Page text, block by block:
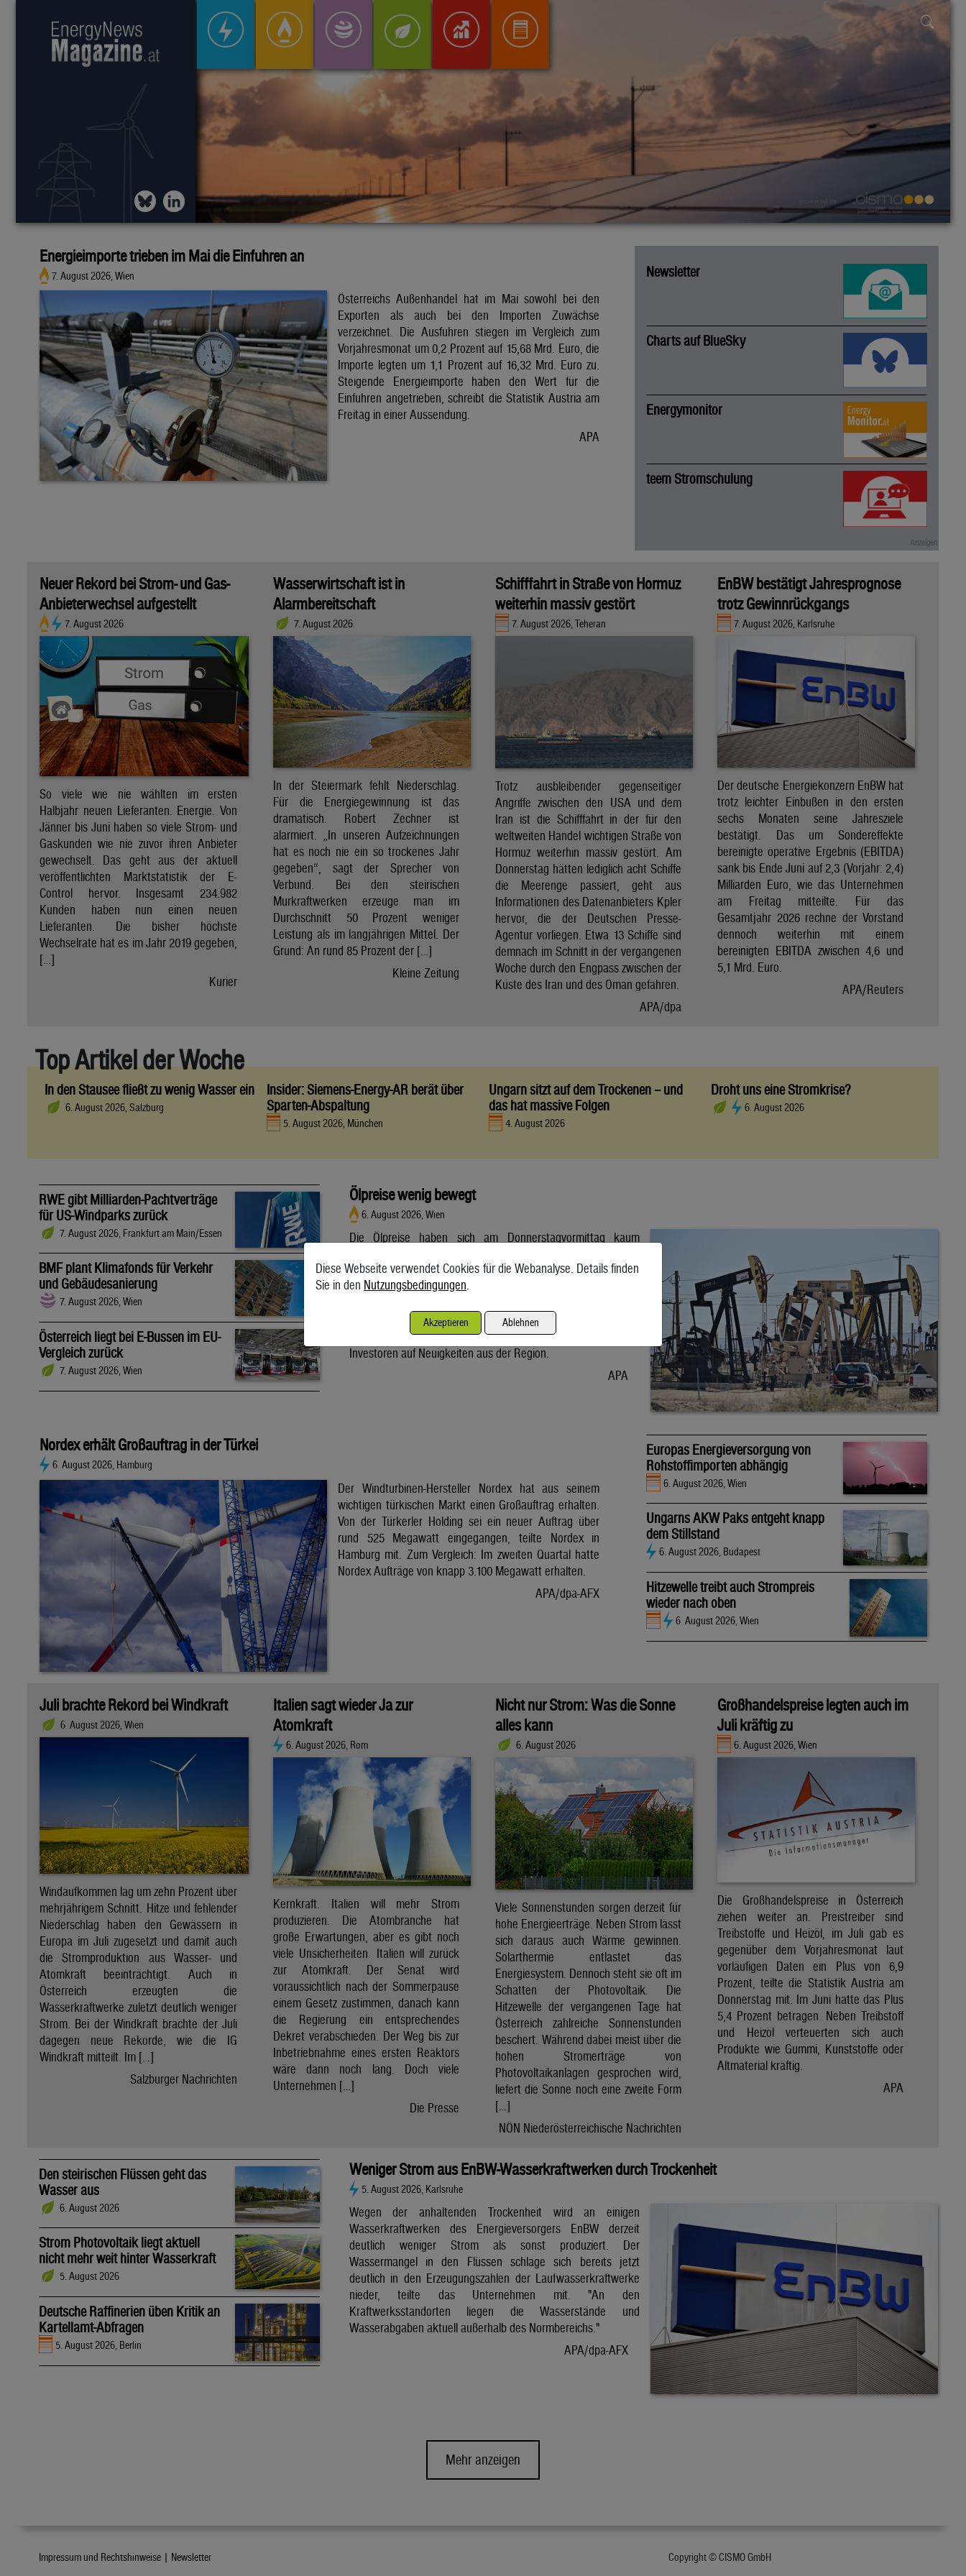
Energieimporte trieben im Mai die Einfuhren an
7. August 2026, Wien
Österreichs Außenhandel hat im Mai sowohl bei den
Exporten als auch bei den Importen Zuwächse
verzeichnet. Die Ausfuhren stiegen im Vergleich zum
Vorjahresmonat um 0,2 Prozent auf 15,68 Mrd. Euro, die
Importe legten um 1,1 Prozent auf 16,32 Mrd. Euro zu.
Steigende Energieimporte haben den Wert für die
Einfuhren angetrieben, schreibt die Statistik Austria am
Freitag in einer Aussendung.
APA
Newsletter
Charts auf BlueSky
Energymonitor
teem Stromschulung
Neuer Rekord bei Strom- und Gas-
Anbieterwechsel aufgestellt
7. August 2026
So viele wie nie wählten im ersten
Halbjahr neuen Lieferanten. Energie. Von
Jänner bis Juni haben so viele Strom- und
Gaskunden wie nie zuvor ihren Anbieter
gewechselt. Das geht aus der aktuell
veröffentlichten Marktstatistik der E-
Control hervor. Insgesamt 234.982
Kunden haben nun einen neuen
Lieferanten. Die bisher höchste
Wechselrate hat es im Jahr 2019 gegeben,
[…]
Kurier
Wasserwirtschaft ist in
Alarmbereitschaft
7. August 2026
In der Steiermark fehlt Niederschlag.
Für die Energiegewinnung ist das
dramatisch. Robert Zechner ist
alarmiert. „In unseren Aufzeichnungen
hat es noch nie ein so trockenes Jahr
gegeben“, sagt der Sprecher von
Verbund. Bei den steirischen
Murkraftwerken erzeuge man im
Durchschnitt 50 Prozent weniger
Leistung als im langjährigen Mittel. Der
Grund: An rund 85 Prozent der […]
Kleine Zeitung
Schifffahrt in Straße von Hormuz
weiterhin massiv gestört
7. August 2026, Teheran
Trotz ausbleibender gegenseitiger
Angriffe zwischen den USA und dem
Iran ist die Schifffahrt in der für den
weltweiten Handel wichtigen Straße von
Hormuz weiterhin massiv gestört. Am
Donnerstag hätten lediglich acht Schiffe
die Meerenge passiert, geht aus
Informationen des Datenanbieters Kpler
hervor, die der Deutschen Presse-
Agentur vorliegen. Etwa 13 Schiffe sind
demnach im Schnitt in der vergangenen
Woche durch den Engpass zwischen der
Küste des Iran und des Oman gefahren.
APA/dpa
EnBW bestätigt Jahresprognose
trotz Gewinnrückgangs
7. August 2026, Karlsruhe
Der deutsche Energiekonzern EnBW hat
trotz leichter Einbußen in den ersten
sechs Monaten seine Jahresziele
bestätigt. Das um Sondereffekte
bereinigte operative Ergebnis (EBITDA)
sank bis Ende Juni auf 2,3 (Vorjahr: 2,4)
Milliarden Euro, wie das Unternehmen
am Freitag mitteilte. Für das
Gesamtjahr 2026 rechne der Vorstand
dennoch weiterhin mit einem
bereinigten EBITDA zwischen 4,6 und
5,1 Mrd. Euro.
APA/Reuters
Top Artikel der Woche
In den Stausee fließt zu wenig Wasser ein
6. August 2026, Salzburg
Insider: Siemens-Energy-AR berät über
Sparten-Abspaltung
5. August 2026, München
Ungarn sitzt auf dem Trockenen – und
das hat massive Folgen
4. August 2026
Droht uns eine Stromkrise?
6. August 2026
RWE gibt Milliarden-Pachtverträge
für US-Windparks zurück
7. August 2026, Frankfurt am Main/Essen
BMF plant Klimafonds für Verkehr
und Gebäudesanierung
7. August 2026, Wien
Österreich liegt bei E-Bussen im EU-
Vergleich zurück
7. August 2026, Wien
Ölpreise wenig bewegt
6. August 2026, Wien
Die Ölpreise haben sich am Donnerstagvormittag kaum
Brent aus der Nordsee mit Lieferung Oktober kostete am
Vormittag 79,75 US-Dollar und damit 0,4 Prozent mehr als am
80 Dollar. Unter diese ist er am Dienstag wegen der Hoffnung
auf eine Lösung im Iran-Krieg gesunken. Seitdem warten
Investoren auf Neuigkeiten aus der Region.
APA
Nordex erhält Großauftrag in der Türkei
6. August 2026, Hamburg
Der Windturbinen-Hersteller Nordex hat aus seinem
wichtigen türkischen Markt einen Großauftrag erhalten.
Von der Türkerler Holding sei ein neuer Auftrag über
rund 525 Megawatt eingegangen, teilte Nordex in
Hamburg mit. Zum Vergleich: Im zweiten Quartal hatte
Nordex Aufträge von knapp 3.100 Megawatt erhalten.
APA/dpa-AFX
Europas Energieversorgung von
Rohstoffimporten abhängig
6. August 2026, Wien
Ungarns AKW Paks entgeht knapp
dem Stillstand
6. August 2026, Budapest
Hitzewelle treibt auch Strompreis
wieder nach oben
6. August 2026, Wien
Juli brachte Rekord bei Windkraft
6. August 2026, Wien
Windaufkommen lag um zehn Prozent über
mehrjährigem Schnitt. Hitze und fehlender
Niederschlag haben den Gewässern in
Europa im Juli zugesetzt und damit auch
die Stromproduktion aus Wasser- und
Atomkraft beeinträchtigt. Auch in
Österreich erzeugten die
Wasserkraftwerke zuletzt deutlich weniger
Strom. Bei der Windkraft brachte der Juli
dagegen neue Rekorde, wie die IG
Windkraft mitteilt. Im […]
Salzburger Nachrichten
Italien sagt wieder Ja zur
Atomkraft
6. August 2026, Rom
Kernkraft. Italien will mehr Strom
produzieren. Die Atombranche hat
große Erwartungen, aber es gibt noch
viele Unsicherheiten. Italien will zurück
zur Atomkraft. Der Senat wird
voraussichtlich nach der Sommerpause
einem Gesetz zustimmen, danach kann
die Regierung ein entsprechendes
Dekret verabschieden. Der Weg bis zur
Inbetriebnahme eines ersten Reaktors
wäre dann noch lang. Doch viele
Unternehmen […]
Die Presse
Nicht nur Strom: Was die Sonne
alles kann
6. August 2026
Viele Sonnenstunden sorgen derzeit für
hohe Energieerträge. Neben Strom lässt
sich daraus auch Wärme gewinnen.
Solarthermie entlastet das
Energiesystem. Dennoch steht sie oft im
Schatten der Photovoltaik. Die
Hitzewelle der vergangenen Tage hat
Österreich zahlreiche Sonnenstunden
beschert. Während dabei meist über die
hohen Stromerträge von
Photovoltaikanlagen gesprochen wird,
liefert die Sonne noch eine zweite Form
[…]
NÖN Niederösterreichische Nachrichten
Großhandelspreise legten auch im
Juli kräftig zu
6. August 2026, Wien
Die Großhandelspreise in Österreich
ziehen weiter an. Preistreiber sind
Treibstoffe und Heizöl, im Juli gab es
gegenüber dem Vorjahresmonat laut
vorläufigen Daten ein Plus von 6,9
Prozent, teilte die Statistik Austria am
Donnerstag mit. Im Juni hatte das Plus
5,4 Prozent betragen. Neben Treibstoff
und Heizöl verteuerten sich auch
Produkte wie Gummi, Kunststoffe oder
Altmaterial kräftig.
APA
Den steirischen Flüssen geht das
Wasser aus
6. August 2026
Strom Photovoltaik liegt aktuell
nicht mehr weit hinter Wasserkraft
5. August 2026
Deutsche Raffinerien üben Kritik an
Kartellamt-Abfragen
5. August 2026, Berlin
Weniger Strom aus EnBW-Wasserkraftwerken durch Trockenheit
5. August 2026, Karlsruhe
Wegen der anhaltenden Trockenheit wird an einigen
Wasserkraftwerken des Energieversorgers EnBW derzeit
deutlich weniger Strom als sonst produziert. Der
Wassermangel in den Flüssen schlage sich bereits jetzt
deutlich in den Erzeugungszahlen der Laufwasserkraftwerke
nieder, teilte das Unternehmen mit. "An den
Kraftwerksstandorten liegen die Wasserstände und
Wasserabgaben aktuell außerhalb des Normbereichs."
APA/dpa-AFX
Mehr anzeigen
Impressum und Rechtshinweise | Newsletter Copyright © CISMO GmbH
Diese Webseite verwendet Cookies für die Webanalyse. Details finden
Sie in den Nutzungsbedingungen.
Akzeptieren Ablehnen